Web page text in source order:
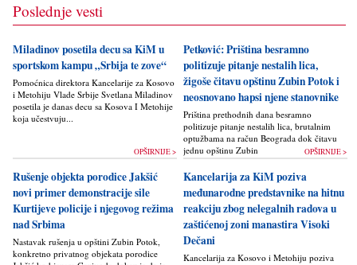
Poslednje vesti
Miladinov posetila decu sa KiM u
sportskom kampu „Srbija te zove“
Pomoćnica direktora Kancelarije za Kosovo
i Metohiju Vlade Srbije Svetlana Miladinov
posetila je danas decu sa Kosova I Metohije
koja učestvuju...
OPŠIRNIJE >
Petković: Priština besramno
politizuje pitanje nestalih lica,
žigoše čitavu opštinu Zubin Potok i
neosnovano hapsi njene stanovnike
Priština prethodnih dana besramno
politizuje pitanje nestalih lica, brutalnim
optužbama na račun Beograda dok čitavu
jednu opštinu Zubin Potok žigoše...OPŠIRNIJE >
Rušenje objekta porodice Jakšić
novi primer demonstracije sile
Kurtijeve policije i njegovog režima
nad Srbima
Nastavak rušenja u opštini Zubin Potok,
konkretno privatnog objekata porodice
Kancelarija za KiM poziva
međunarodne predstavnike na hitnu
reakciju zbog nelegalnih radova u
zaštićenoj zoni manastira Visoki
Dečani
Kancelarija za Kosovo i Metohiju poziva